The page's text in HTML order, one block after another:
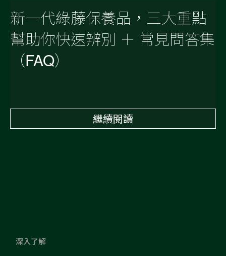
新一代綠藤保養品，三大重點
幫助你快速辨別 ＋ 常見問答集
（FAQ）
繼續閱讀
深入了解